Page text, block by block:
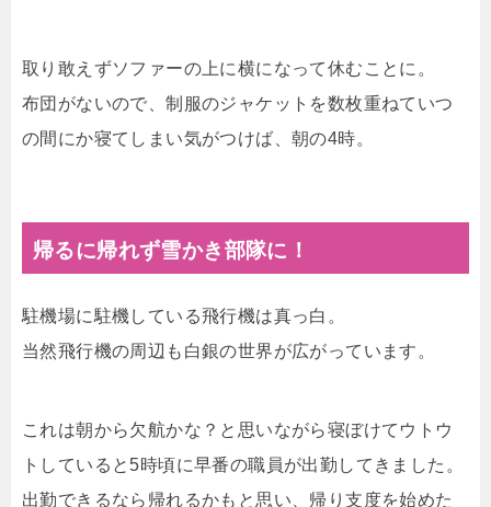
取り敢えずソファーの上に横になって休むことに。
布団がないので、制服のジャケットを数枚重ねていつ
の間にか寝てしまい気がつけば、朝の4時。
帰るに帰れず雪かき部隊に！
駐機場に駐機している飛行機は真っ白。
当然飛行機の周辺も白銀の世界が広がっています。
これは朝から欠航かな？と思いながら寝ぼけてウトウ
トしていると5時頃に早番の職員が出勤してきました。
出勤できるなら帰れるかもと思い、帰り支度を始めた